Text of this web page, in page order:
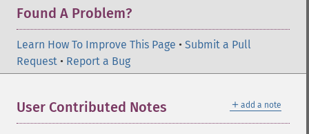
Found A Problem?
Learn How To Improve This Page • Submit a Pull
Request • Report a Bug
＋ add a note
User Contributed Notes